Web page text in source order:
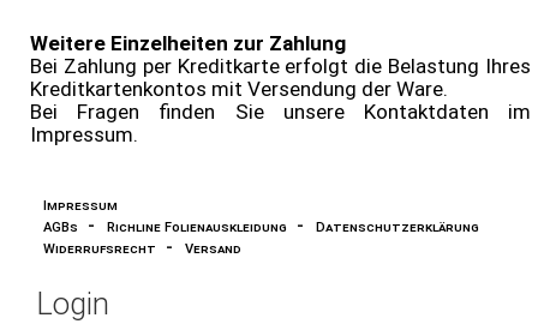
Weitere Einzelheiten zur Zahlung
Bei Zahlung per Kreditkarte erfolgt die Belastung Ihres
Kreditkartenkontos mit Versendung der Ware.
Bei Fragen finden Sie unsere Kontaktdaten im
Impressum.
Impressum
AGBs
- Richline Folienauskleidung -
Datenschutzerklärung
Widerrufsrecht
- Versand
Login